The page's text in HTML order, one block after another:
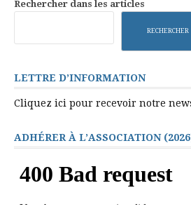
Rechercher dans les articles
RECHERCHER
LETTRE D’INFORMATION
Cliquez ici pour recevoir notre
ADHÉRER À L’ASSOCIATION